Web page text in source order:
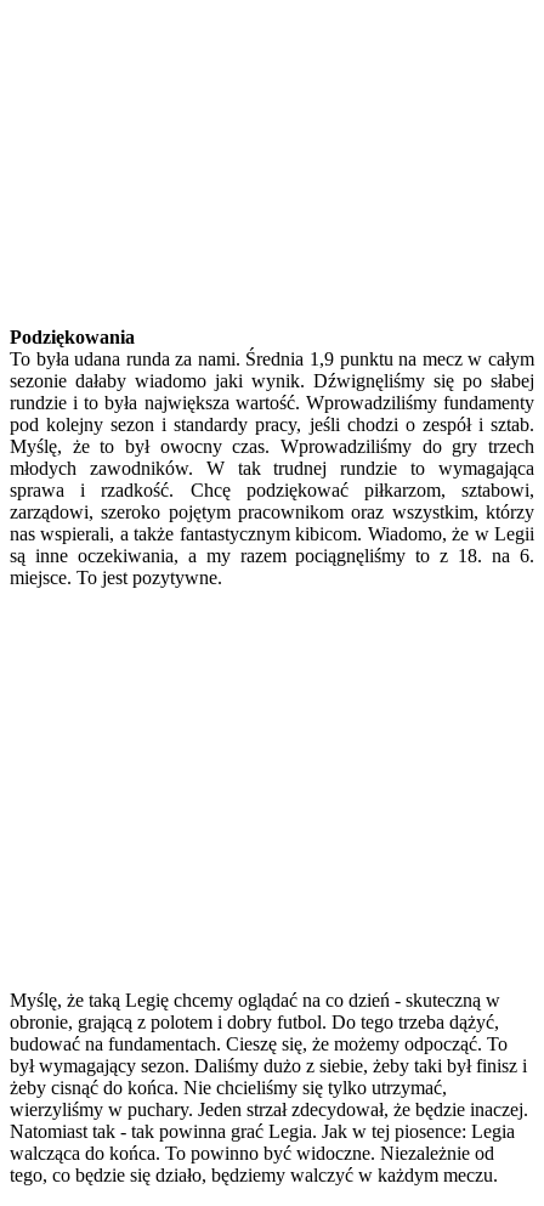
Podziękowania
To była udana runda za nami. Średnia 1,9 punktu na mecz w całym
sezonie dałaby wiadomo jaki wynik. Dźwignęliśmy się po słabej
rundzie i to była największa wartość. Wprowadziliśmy fundamenty
pod kolejny sezon i standardy pracy, jeśli chodzi o zespół i sztab.
Myślę, że to był owocny czas. Wprowadziliśmy do gry trzech
młodych zawodników. W tak trudnej rundzie to wymagająca
sprawa i rzadkość. Chcę podziękować piłkarzom, sztabowi,
zarządowi, szeroko pojętym pracownikom oraz wszystkim, którzy
nas wspierali, a także fantastycznym kibicom. Wiadomo, że w Legii
są inne oczekiwania, a my razem pociągnęliśmy to z 18. na 6.
miejsce. To jest pozytywne.
Myślę, że taką Legię chcemy oglądać na co dzień - skuteczną w
obronie, grającą z polotem i dobry futbol. Do tego trzeba dążyć,
budować na fundamentach. Cieszę się, że możemy odpocząć. To
był wymagający sezon. Daliśmy dużo z siebie, żeby taki był finisz i
żeby cisnąć do końca. Nie chcieliśmy się tylko utrzymać,
wierzyliśmy w puchary. Jeden strzał zdecydował, że będzie inaczej.
Natomiast tak - tak powinna grać Legia. Jak w tej piosence: Legia
walcząca do końca. To powinno być widoczne. Niezależnie od
tego, co będzie się działo, będziemy walczyć w każdym meczu.